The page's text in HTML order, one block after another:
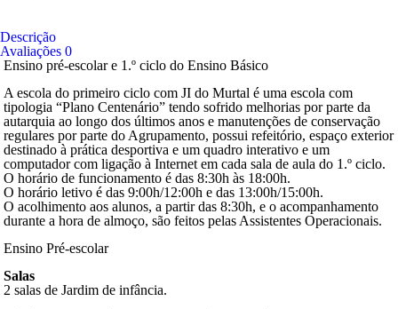
Descrição
Avaliações 0
Ensino pré-escolar e 1.º ciclo do Ensino Básico
A escola do primeiro ciclo com JI do Murtal é uma escola com
tipologia “Plano Centenário” tendo sofrido melhorias por parte da
autarquia ao longo dos últimos anos e manutenções de conservação
regulares por parte do Agrupamento, possui refeitório, espaço exterior
destinado à prática desportiva e um quadro interativo e um
computador com ligação à Internet em cada sala de aula do 1.º ciclo.
O horário de funcionamento é das 8:30h às 18:00h.
O horário letivo é das 9:00h/12:00h e das 13:00h/15:00h.
O acolhimento aos alunos, a partir das 8:30h, e o acompanhamento
durante a hora de almoço, são feitos pelas Assistentes Operacionais.
Ensino Pré-escolar
Salas
2 salas de Jardim de infância.